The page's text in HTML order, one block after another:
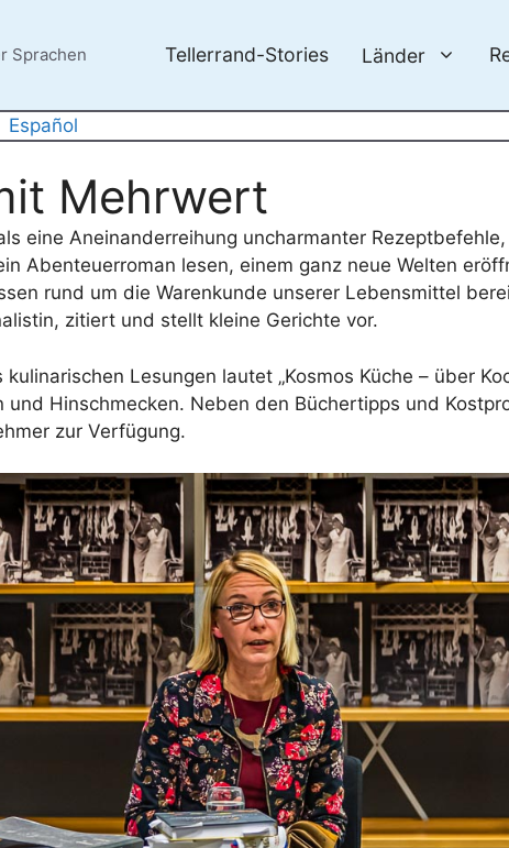
Sprachen Tellerrand-Stories Länder
Español
Mehrwert
eine Aneinanderreihung uncharmanter
Abenteuerroman lesen, einem ganz neue Welten
rund um die Warenkunde unserer Lebensmittel
zitiert und stellt kleine Gerichte vor.
Lesungen lautet „Kosmos Küche – über
und Hinschmecken. Neben den Büchertipps und
zur Verfügung.